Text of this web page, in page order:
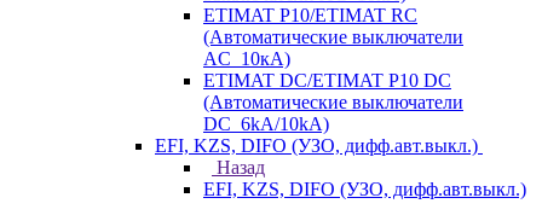
ETIMAT P10/ETIMAT RC
(Автоматические выключатели
AC_10кА)
ETIMAT DC/ETIMAT P10 DC
(Автоматические выключатели
DC_6kA/10kA)
EFI, KZS, DIFO (УЗО, дифф.авт.выкл.)
Назад
EFI, KZS, DIFO (УЗО, дифф.авт.выкл.)